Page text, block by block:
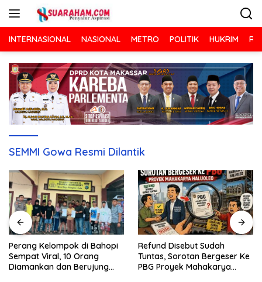
INTERNASIONAL NASIONAL METRO POLITIK HUKRIM
SEMMI Gowa Resmi Dilantik
Perang Kelompok di Bahopi
Sempat Viral, 10 Orang
Diamankan dan Berujung
Refund Disebut Sudah
Tuntas, Sorotan Bergeser Ke
PBG Proyek Mahakarya